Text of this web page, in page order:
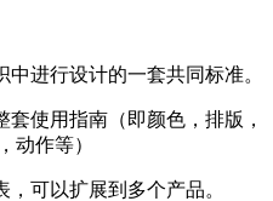
进行设计的一套共同标准。
使用指南（即颜色，排版，
动作等）
可以扩展到多个产品。